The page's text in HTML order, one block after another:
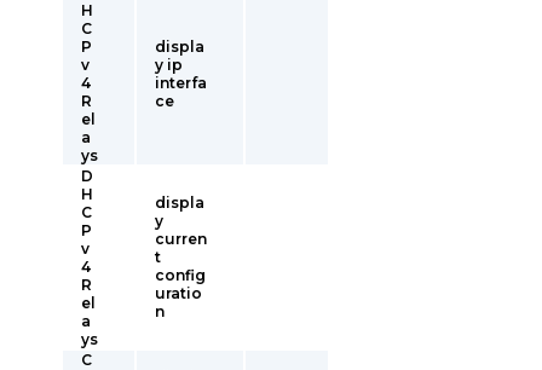
H
C
P
v
4
R
el
a
ys
displa
y ip
interfa
ce
D
H
C
P
v
4
R
el
a
ys
displa
y
curren
t
config
uratio
n
C